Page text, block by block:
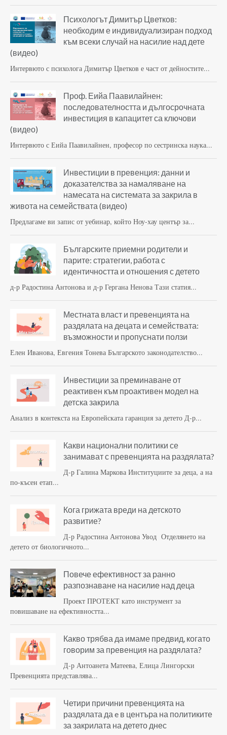
Психологът Димитър Цветков:
необходим е индивидуализиран подход
към всеки случай на насилие над дете
(видео)
Интервюто с психолога Димитър Цветков е част от дейностите...
Проф. Еийа Паавилайнен:
последователността и дългосрочната
инвестиция в капацитет са ключови
(видео)
Интервюто с Еийа Паавилайнен, професор по сестринска наука...
Инвестиции в превенция: данни и
доказателства за намаляване на
намесата на системата за закрила в
живота на семействата (видео)
Предлагаме ви запис от уебинар, който Ноу-хау център за...
Българските приемни родители и
парите: стратегии, работа с
идентичността и отношения с детето
д-р Радостина Антонова и д-р Гергана Ненова Тази статия...
Местната власт и превенцията на
раздялата на децата и семействата:
възможности и пропуснати ползи
Елен Иванова, Евгения Тонева Българското законодателство...
Инвестиции за преминаване от
реактивен към проактивен модел на
детска закрила
Анализ в контекста на Европейската гаранция за детето Д-р...
Какви национални политики се
занимават с превенцията на раздялата?
Д-р Галина Маркова Институциите за деца, а на
по-късен етап...
Кога грижата вреди на детското
развитие?
Д-р Радостина Антонова Увод Отделянето на
детето от биологичното...
Повече ефективност за ранно
разпознаване на насилие над деца
Проект ПРОТЕКТ като инструмент за
повишаване на ефективността...
Какво трябва да имаме предвид, когато
говорим за превенция на раздялата?
Д-р Антоанета Матеева, Елица Лингорски
Превенцията представлява...
Четири причини превенцията на
раздялата да e в центъра на политиките
за закрилата на детето днес